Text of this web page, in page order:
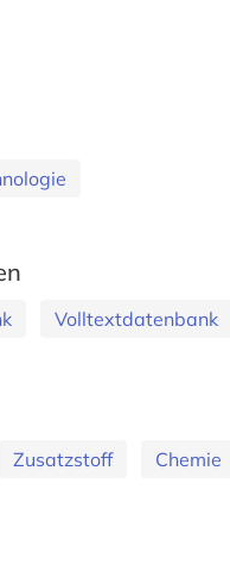
Volltextdatenbank
Zusatzstoff Chemie